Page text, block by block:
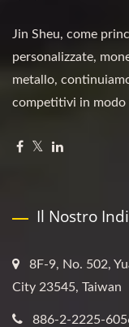
Jin Sheu, come
personalizzate,
metallo,
competitivi in modo
Il Nostro
8F-9, No. 502,
City 23545, Taiwan
886-2-2225-